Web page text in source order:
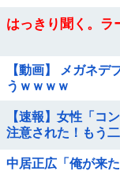
はっきり聞く。ラ
【動画】 メガネデ
うｗｗｗｗ
【速報】女性「コ
注意された！もう
中居正広「俺が来